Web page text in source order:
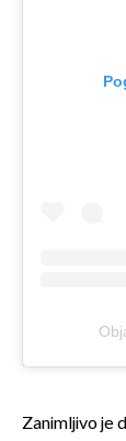
Zanimljivo je